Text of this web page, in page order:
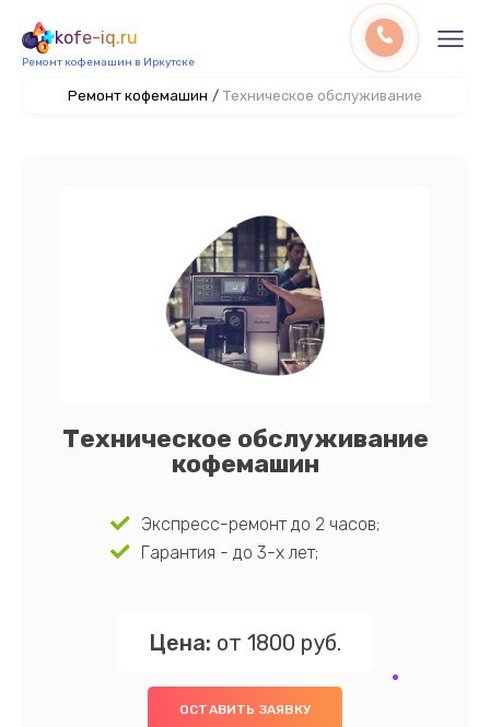
kofe-iq.ru
Ремонт кофемашин в Иркутске
Ремонт кофемашин / Техническое обслуживание
Техническое обслуживание
кофемашин
Экспресс-ремонт до 2 часов;
Гарантия - до 3-х лет;
Цена: от 1800 руб.
ОСТАВИТЬ ЗАЯВКУ